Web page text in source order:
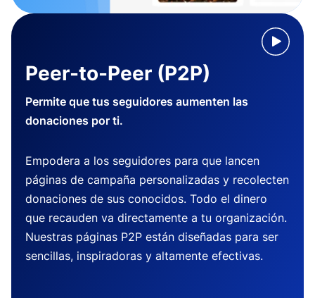
Peer-to-Peer (P2P)
Permite que tus seguidores aumenten las
donaciones por ti.
Empodera a los seguidores para que lancen
páginas de campaña personalizadas y recolecten
donaciones de sus conocidos. Todo el dinero
que recauden va directamente a tu organización.
Nuestras páginas P2P están diseñadas para ser
sencillas, inspiradoras y altamente efectivas.